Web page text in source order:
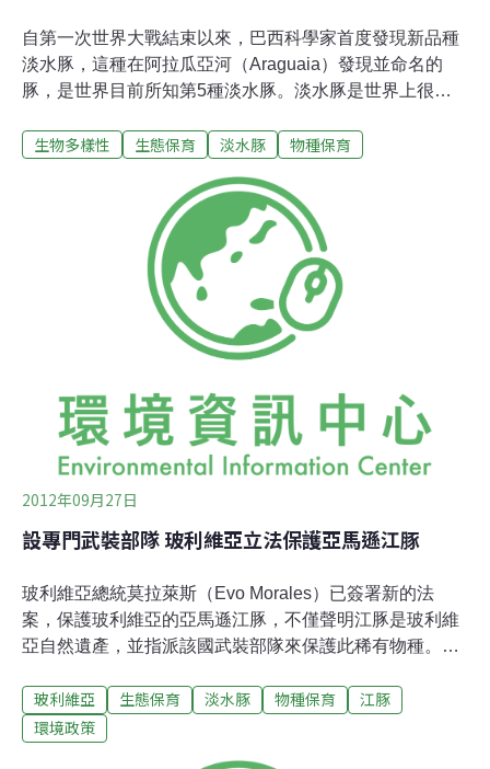
自第一次世界大戰結束以來，巴西科學家首度發現新品種
淡水豚，這種在阿拉瓜亞河（Araguaia）發現並命名的
豚，是世界目前所知第5種淡水豚。淡水豚是世界上很罕
種淡水豚，其中3種列在「瀕危物種紅皮書」（Red List）
約有1000隻棲息在阿拉瓜亞河域。科學家說，這種淡水豚
的基因多樣性很低，加上人類修築水壩與農牧活動侵擾，
建議列入瀕危物種紅皮書的易危（Vulnerable）。這種淡
水豚據說跟亞馬遜淡水豚有關，但科學家認為，這兩種豚
在200多萬年前就分開各自演化。亞馬遜河淡水豚也叫粉
紅豚或boto，據說是所有淡水豚中最聰明的一種。
生物多樣性 生態保育 淡水豚 物種保育
2012年09月27日
設專門武裝部隊 玻利維亞立法保護亞馬遜江豚
玻利維亞總統莫拉萊斯（Evo Morales）已簽署新的法
案，保護玻利維亞的亞馬遜江豚，不僅聲明江豚是玻利維
亞自然遺產，並指派該國武裝部隊來保護此稀有物種。他
有助於環境保育。」莫拉萊斯18日在貝尼省（Beni
Department）首府特立尼達（Trinidad）舉行的儀式中公
玻利維亞 生態保育 淡水豚 物種保育
江豚
環境政策